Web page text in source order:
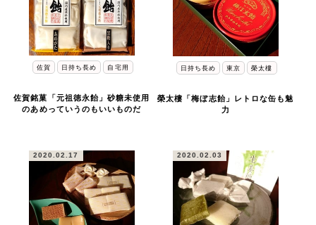
佐賀 日持ち長め 自宅用
佐賀銘菓「元祖徳永飴」砂糖未使用
のあめっていうのもいいものだ
日持ち長め 東京 榮太樓
榮太樓「梅ぼ志飴」レトロな缶も魅
力
2020.02.17 2020.02.03